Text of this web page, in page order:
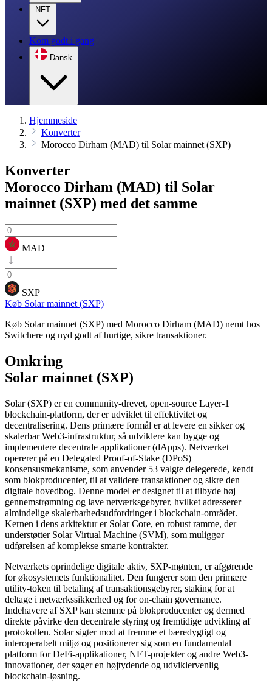
NFT
Kom godt i gang
Dansk
Hjemmeside
Konverter
Morocco Dirham (MAD) til Solar mainnet (SXP)
Konverter
Morocco Dirham (MAD) til Solar
mainnet (SXP) med det samme
MAD
SXP
Køb Solar mainnet (SXP)
Køb Solar mainnet (SXP) med Morocco Dirham (MAD) nemt hos
Switchere og nyd godt af hurtige, sikre transaktioner.
Omkring
Solar mainnet (SXP)
Solar (SXP) er en community-drevet, open-source Layer-1
blockchain-platform, der er udviklet til effektivitet og
decentralisering. Dens primære formål er at levere en sikker og
skalerbar Web3-infrastruktur, så udviklere kan bygge og
implementere decentrale applikationer (dApps). Netværket
opererer på en Delegated Proof-of-Stake (DPoS)
konsensusmekanisme, som anvender 53 valgte delegerede, kendt
som blokproducenter, til at validere transaktioner og sikre den
digitale hovedbog. Denne model er designet til at tilbyde høj
gennemstrømning og lave netværksgebyrer, hvilket adresserer
almindelige skalerbarhedsudfordringer i blockchain-området.
Kernen i dens arkitektur er Solar Core, en robust ramme, der
understøtter Solar Virtual Machine (SVM), som muliggør
udførelsen af komplekse smarte kontrakter.
Netværkets oprindelige digitale aktiv, SXP-mønten, er afgørende
for økosystemets funktionalitet. Den fungerer som den primære
utility-token til betaling af transaktionsgebyrer, staking for at
deltage i netværkssikkerhed og for on-chain governance.
Indehavere af SXP kan stemme på blokproducenter og dermed
direkte påvirke den decentrale styring og fremtidige udvikling af
protokollen. Solar sigter mod at fremme et bæredygtigt og
interoperabelt miljø og positionerer sig som en fundamental
platform for DeFi-applikationer, NFT-projekter og andre Web3-
innovationer, der søger en højtydende og udviklervenlig
blockchain-løsning.